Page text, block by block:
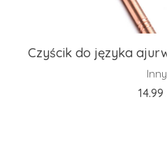
Czyścik do języka
Inny
14.99